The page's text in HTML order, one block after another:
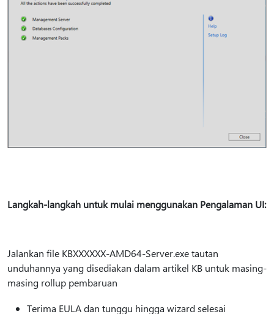
Langkah-langkah untuk mulai menggunakan Pengalaman UI:
Jalankan file KBXXXXXX-AMD64-Server.exe tautan
unduhannya yang disediakan dalam artikel KB untuk masing-
masing rollup pembaruan
Terima EULA dan tunggu hingga wizard selesai